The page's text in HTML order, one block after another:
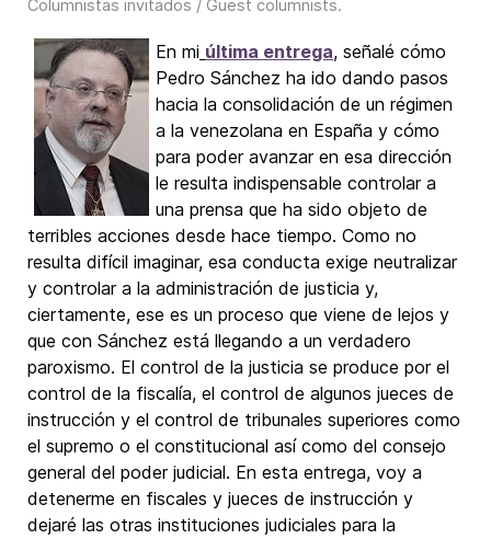
Columnistas invitados / Guest columnists.
En mi última entrega, señalé cómo
Pedro Sánchez ha ido dando pasos
hacia la consolidación de un régimen
a la venezolana en España y cómo
para poder avanzar en esa dirección
le resulta indispensable controlar a
una prensa que ha sido objeto de
terribles acciones desde hace tiempo. Como no
resulta difícil imaginar, esa conducta exige neutralizar
y controlar a la administración de justicia y,
ciertamente, ese es un proceso que viene de lejos y
que con Sánchez está llegando a un verdadero
paroxismo. El control de la justicia se produce por el
control de la fiscalía, el control de algunos jueces de
instrucción y el control de tribunales superiores como
el supremo o el constitucional así como del consejo
general del poder judicial. En esta entrega, voy a
detenerme en fiscales y jueces de instrucción y
dejaré las otras instituciones judiciales para la